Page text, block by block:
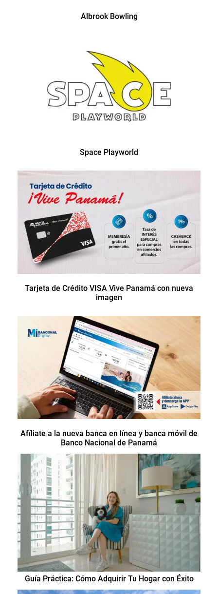
Albrook Bowling
Space Playworld
Tarjeta de Crédito VISA Vive Panamá con nueva
imagen
Afíliate a la nueva banca en línea y banca móvil de
Banco Nacional de Panamá
Guía Práctica: Cómo Adquirir Tu Hogar con Éxito